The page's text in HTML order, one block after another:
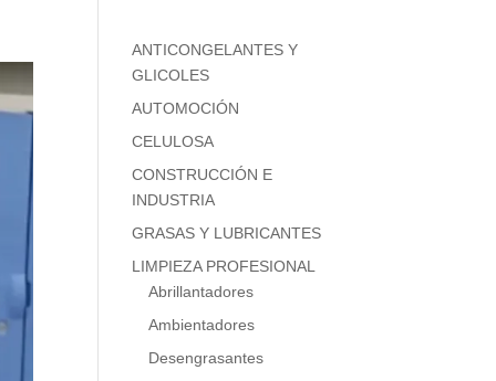
ANTICONGELANTES Y
GLICOLES
AUTOMOCIÓN
CELULOSA
CONSTRUCCIÓN E
INDUSTRIA
GRASAS Y LUBRICANTES
LIMPIEZA PROFESIONAL
Abrillantadores
Ambientadores
Desengrasantes